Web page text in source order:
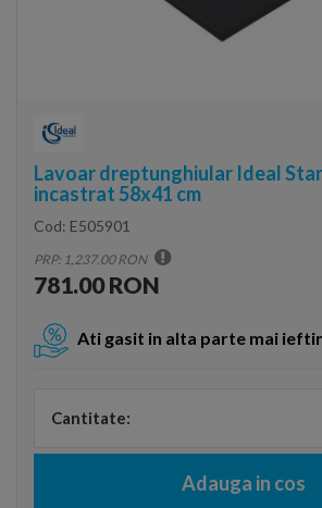
Lavoar dreptunghiular Ideal
incastrat 58x41 cm
Cod: E505901
PRP: 1,237.00 RON
781.00 RON
Ati gasit in alta parte mai
Cantitate:
Adauga in cos